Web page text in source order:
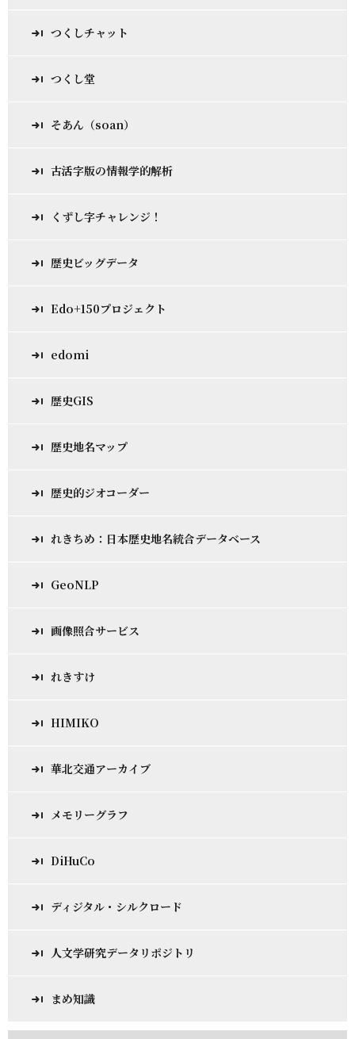
つくしチャット
つくし堂
そあん（soan）
古活字版の情報学的解析
くずし字チャレンジ！
歴史ビッグデータ
Edo+150プロジェクト
edomi
歴史GIS
歴史地名マップ
歴史的ジオコーダー
れきちめ：日本歴史地名統合データベース
GeoNLP
画像照合サービス
れきすけ
HIMIKO
華北交通アーカイブ
メモリーグラフ
DiHuCo
ディジタル・シルクロード
人文学研究データリポジトリ
まめ知識